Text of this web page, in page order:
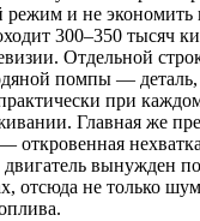
режим и не экономить
300–350 тысяч
Отдельной
помпы —
при
Главная же
откровенная
двигатель вынужден
отсюда не только